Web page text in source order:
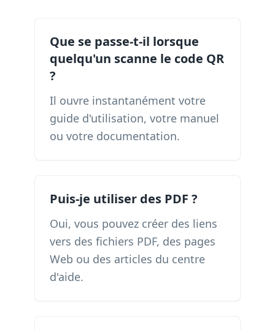
Que se passe-t-il lorsque
quelqu'un scanne le code QR
?
Il ouvre instantanément votre
guide d'utilisation, votre manuel
ou votre documentation.
Puis-je utiliser des PDF ?
Oui, vous pouvez créer des liens
vers des fichiers PDF, des pages
Web ou des articles du centre
d'aide.